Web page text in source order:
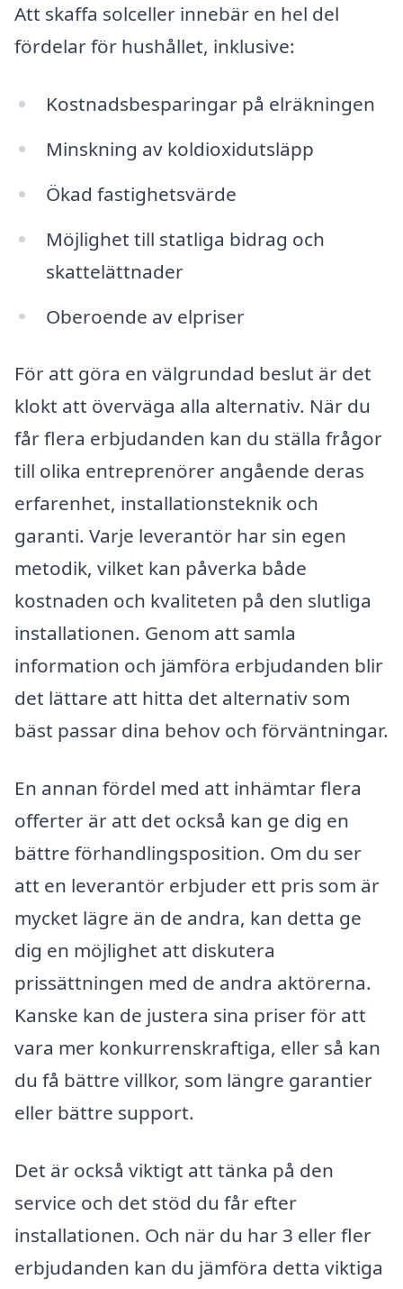
Att skaffa solceller innebär en hel del
fördelar för hushållet, inklusive:
Kostnadsbesparingar på elräkningen
Minskning av koldioxidutsläpp
Ökad fastighetsvärde
Möjlighet till statliga bidrag och
skattelättnader
Oberoende av elpriser
För att göra en välgrundad beslut är det
klokt att överväga alla alternativ. När du
får flera erbjudanden kan du ställa frågor
till olika entreprenörer angående deras
erfarenhet, installationsteknik och
garanti. Varje leverantör har sin egen
metodik, vilket kan påverka både
kostnaden och kvaliteten på den slutliga
installationen. Genom att samla
information och jämföra erbjudanden blir
det lättare att hitta det alternativ som
bäst passar dina behov och förväntningar.
En annan fördel med att inhämtar flera
offerter är att det också kan ge dig en
bättre förhandlingsposition. Om du ser
att en leverantör erbjuder ett pris som är
mycket lägre än de andra, kan detta ge
dig en möjlighet att diskutera
prissättningen med de andra aktörerna.
Kanske kan de justera sina priser för att
vara mer konkurrenskraftiga, eller så kan
du få bättre villkor, som längre garantier
eller bättre support.
Det är också viktigt att tänka på den
service och det stöd du får efter
installationen. Och när du har 3 eller fler
erbjudanden kan du jämföra detta viktiga